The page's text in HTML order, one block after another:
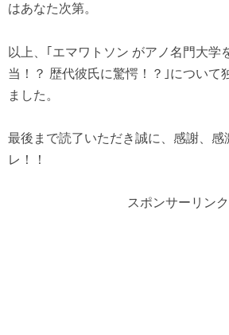
はあなた次第。
以上、｢エマワトソン がアノ名門大学
当！？ 歴代彼氏に驚愕！？｣について
ました。
最後まで読了いただき誠に、感謝、感
レ！！
スポンサーリンク